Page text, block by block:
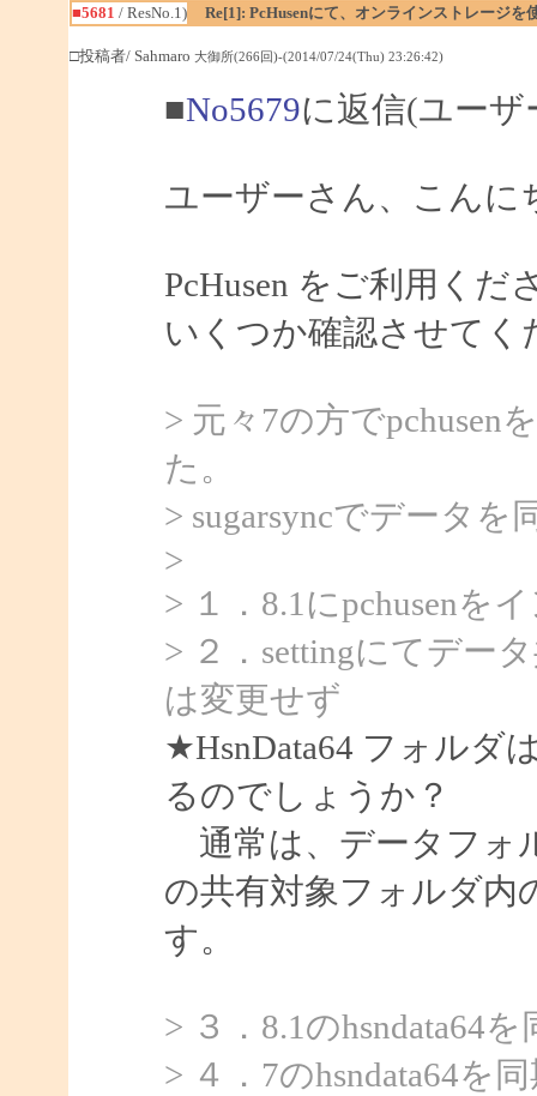
■5681 / ResNo.1) Re[1]: PcHusenにて、オンラインストレージを
□投稿者/ Sahmaro 大御所(266回)-(2014/07/24(Thu) 23:26:42)
■No5679に返信(ユー
ユーザーさん、こんに
PcHusen をご利用く
いくつか確認させてく
> 元々7の方でpchusen
た。
> sugarsyncでデータを
>
> １．8.1にpchusenを
> ２．settingにてデー
は変更せず
★HsnData64 フォルダ
るのでしょうか？
通常は、データフォ
の共有対象フォルダ内
す。
> ３．8.1のhsndata64
> ４．7のhsndata64を